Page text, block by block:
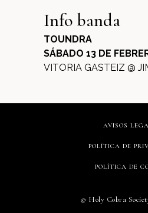
Info banda
TOUNDRA
SÁBADO 13 DE
VITORIA GASTEIZ @
AVISOS
POLÍTICA DE
POLÍTICA DE
© Holy Cobra